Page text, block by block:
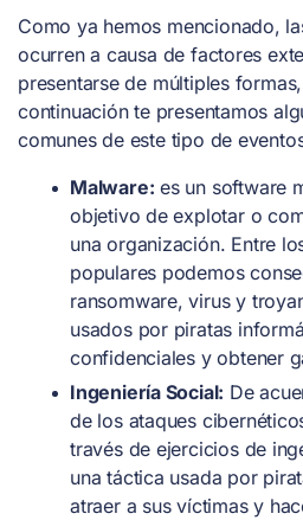
Como ya hemos mencionado,
ocurren a causa de factores
presentarse de múltiples
continuación te presentamos
comunes de este tipo de
Malware: es un software
objetivo de explotar o
una organización. Entre
populares podemos
ransomware, virus y
usados por piratas
confidenciales y obtener
Ingeniería Social: De
de los ataques
través de ejercicios de
una táctica usada por
atraer a sus víctimas y